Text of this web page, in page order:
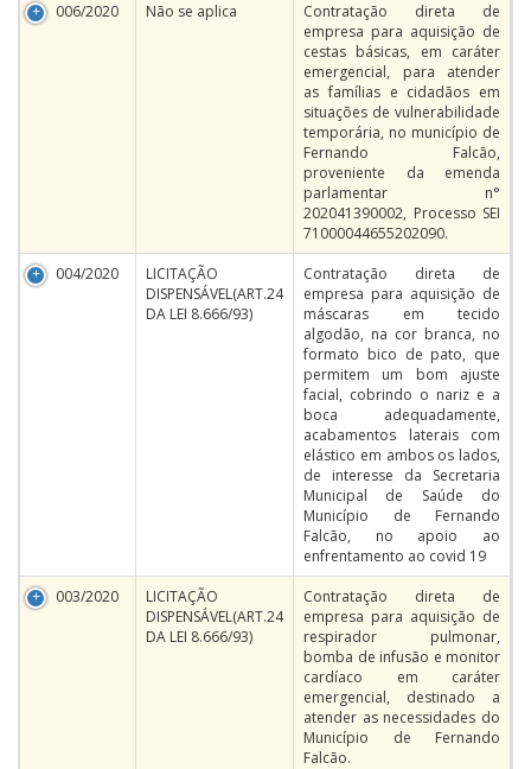
006/2020 Não se aplica
Contratação direta de
empresa para aquisição de
cestas básicas, em caráter
emergencial, para atender
as famílias e cidadãos em
situações de vulnerabilidade
temporária, no município de
Fernando Falcão,
proveniente da emenda
parlamentar n°
202041390002, Processo SEI
71000044655202090.
004/2020
LICITAÇÃO
DISPENSÁVEL(ART.24
DA LEI 8.666/93)
Contratação direta de
empresa para aquisição de
máscaras em tecido
algodão, na cor branca, no
formato bico de pato, que
permitem um bom ajuste
facial, cobrindo o nariz e a
boca adequadamente,
acabamentos laterais com
elástico em ambos os lados,
de interesse da Secretaria
Municipal de Saúde do
Município de Fernando
Falcão, no apoio ao
enfrentamento ao covid 19
003/2020
LICITAÇÃO
DISPENSÁVEL(ART.24
DA LEI 8.666/93)
Contratação direta de
empresa para aquisição de
respirador pulmonar,
bomba de infusão e monitor
cardíaco em caráter
emergencial, destinado a
atender as necessidades do
Município de Fernando
Falcão.